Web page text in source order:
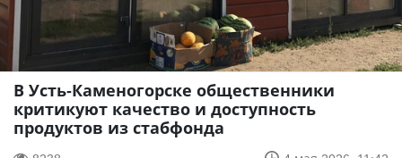
В Усть-Каменогорске общественники
критикуют качество и доступность
продуктов из стабфонда